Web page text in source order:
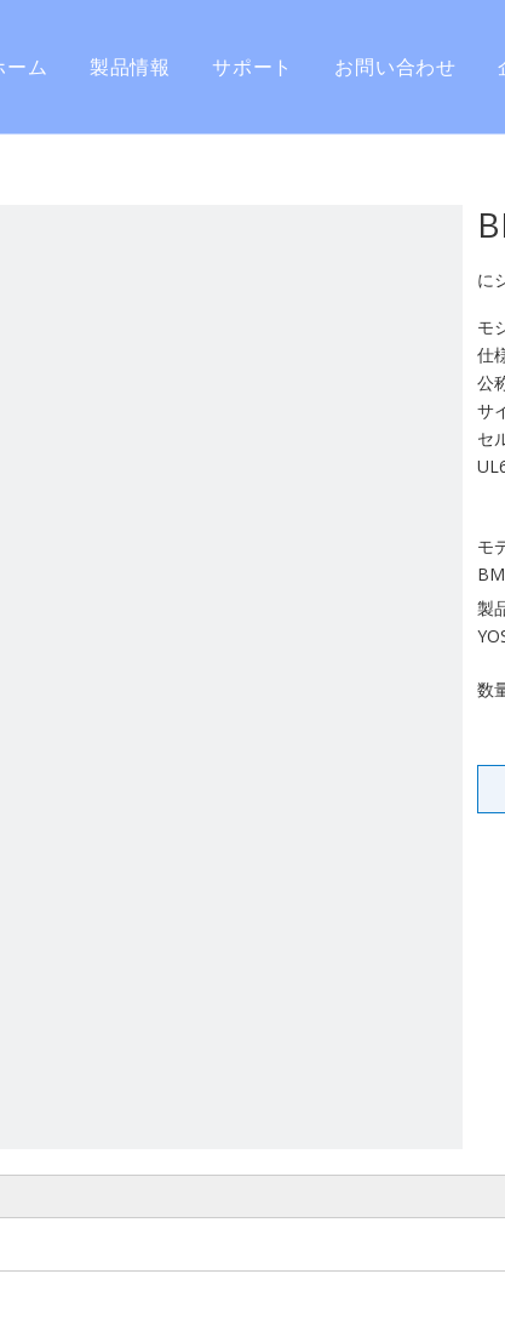
ーム 製品情報 サポート お問い合わせ
に
モ
仕
公
サ
セ
モ
製
数